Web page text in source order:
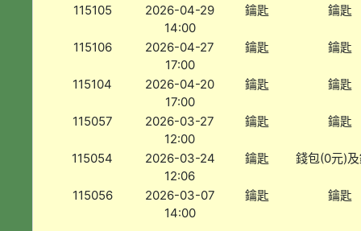
115105
2026-04-29
14:00
鑰匙 鑰匙
115106
2026-04-27
17:00
鑰匙 鑰匙
115104
2026-04-20
17:00
鑰匙 鑰匙
115057
2026-03-27
12:00
鑰匙 鑰匙
115054
2026-03-24
12:06
鑰匙 錢包(0元)
115056
2026-03-07
14:00
鑰匙 鑰匙